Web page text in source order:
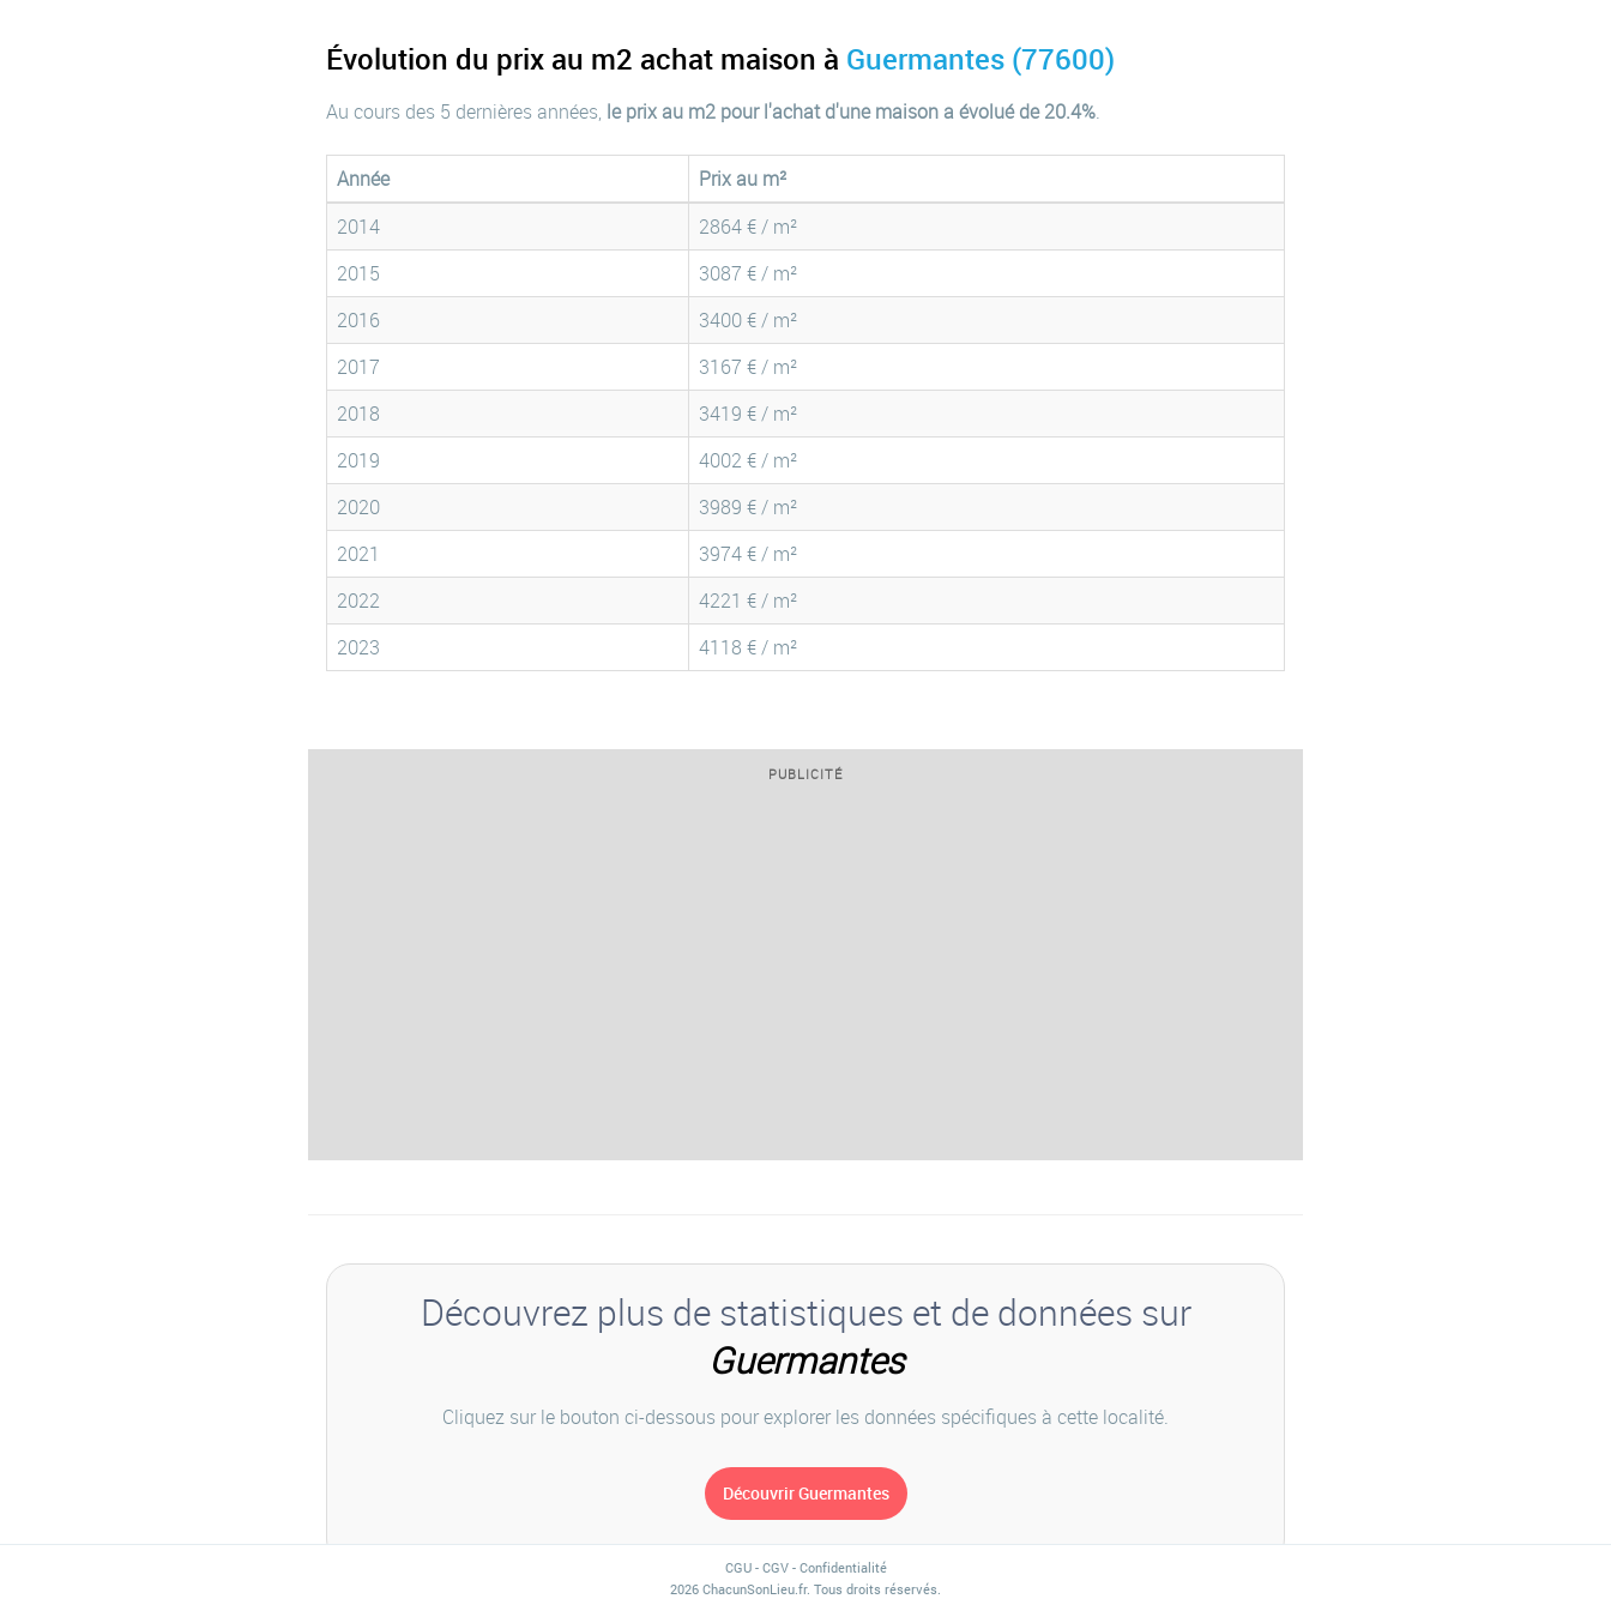
Évolution du prix au m2 achat maison à Guermantes (77600)
Au cours des 5 dernières années, le prix au m2 pour l'achat d'une maison a évolué de 20.4%.
Année
Prix au m²
2014
2864 € / m²
2015
3087 € / m²
2016
3400 € / m²
2017
3167 € / m²
2018
3419 € / m²
2019
4002 € / m²
2020
3989 € / m²
2021
3974 € / m²
2022
4221 € / m²
2023
4118 € / m²
PUBLICITÉ
Découvrez plus de statistiques et de données sur
Guermantes
Cliquez sur le bouton ci-dessous pour explorer les données spécifiques à cette localité.
CGU- CGV- Confidentialité
2026 ChacunSonLieu.fr. Tous droits réservés.